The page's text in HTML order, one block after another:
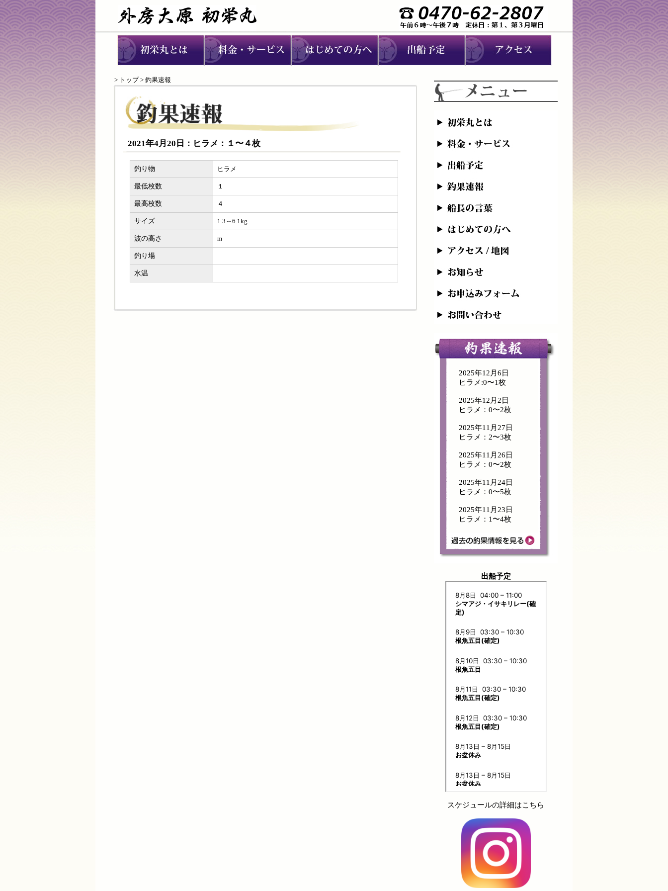
> トップ> 釣果速報
2021年4月20日：ヒラメ：１〜４枚
釣り物 ヒラメ
最低枚数 １
最高枚数 ４
サイズ 1.3～6.1kg
波の高さ m
釣り場
水温
2025年12月6日
ヒラメ:0〜1枚
2025年12月2日
ヒラメ：0〜2枚
2025年11月27日
ヒラメ：2〜3枚
2025年11月26日
ヒラメ：0〜2枚
2025年11月24日
ヒラメ：0〜5枚
2025年11月23日
ヒラメ：1〜4枚
出船予定
スケジュールの詳細はこちら